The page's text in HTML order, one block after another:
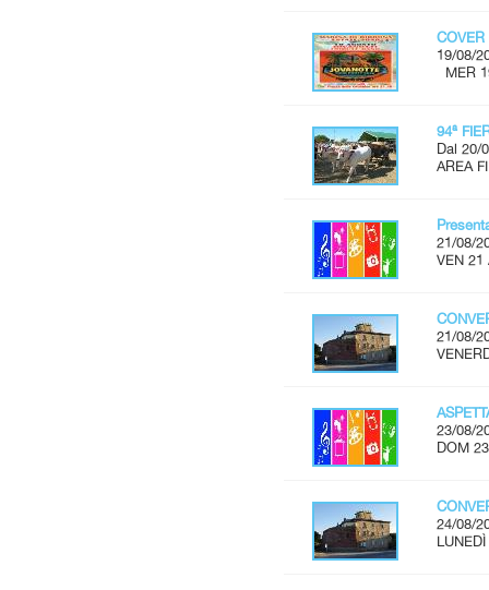
COVER
19/08/
MER
94ª
Dal 20/
AREA
21/08/
VEN 21
21/08/
23/08/
DOM
24/08/